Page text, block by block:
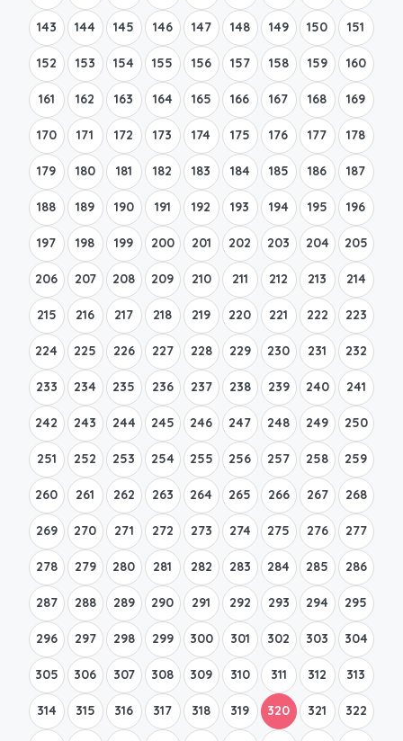
143 144 145 146 147 148 149 150 151
152 153 154 155 156 157 158 159 160
161 162 163 164 165 166 167 168 169
170 171 172 173 174 175 176 177 178
179 180 181 182 183 184 185 186 187
188 189 190 191 192 193 194 195 196
197 198 199 200 201 202 203 204 205
206 207 208 209 210 211 212 213 214
215 216 217 218 219 220 221 222 223
224 225 226 227 228 229 230 231 232
233 234 235 236 237 238 239 240 241
242 243 244 245 246 247 248 249 250
251 252 253 254 255 256 257 258 259
260 261 262 263 264 265 266 267 268
269 270 271 272 273 274 275 276 277
278 279 280 281 282 283 284 285 286
287 288 289 290 291 292 293 294 295
296 297 298 299 300 301 302 303 304
305 306 307 308 309 310 311 312 313
314 315 316 317 318 319 320 321 322